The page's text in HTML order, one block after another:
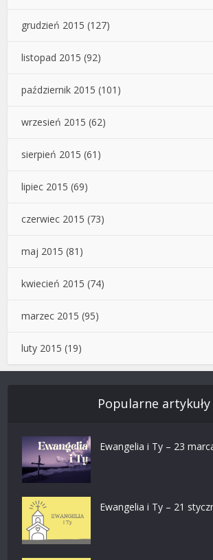
grudzień 2015 (127)
listopad 2015 (92)
październik 2015 (101)
wrzesień 2015 (62)
sierpień 2015 (61)
lipiec 2015 (69)
czerwiec 2015 (73)
maj 2015 (81)
kwiecień 2015 (74)
marzec 2015 (95)
luty 2015 (19)
Popularne artykuły
Ewangelia i Ty – 23
Ewangelia i Ty – 21